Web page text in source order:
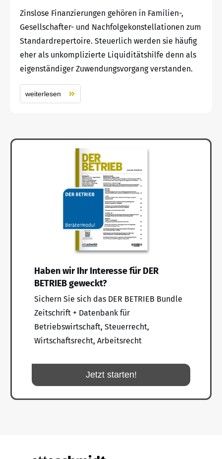
Zinslose Finanzierungen gehören in Familien-,
Gesellschafter- und Nachfolgekonstellationen zum
Standardrepertoire. Steuerlich werden sie häufig
eher als unkomplizierte Liquiditätshilfe denn als
eigenständiger Zuwendungsvorgang verstanden.
weiterlesen
Haben wir Ihr Interesse für DER
BETRIEB geweckt?
Sichern Sie sich das DER BETRIEB Bundle
Zeitschrift + Datenbank für
Betriebswirtschaft, Steuerrecht,
Wirtschaftsrecht, Arbeitsrecht
Jetzt starten!